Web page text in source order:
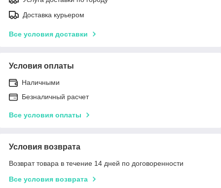
Доставка курьером
Все условия доставки
Условия оплаты
Наличными
Безналичный расчет
Все условия оплаты
Условия возврата
Возврат товара в течение 14 дней по договоренности
Все условия возврата